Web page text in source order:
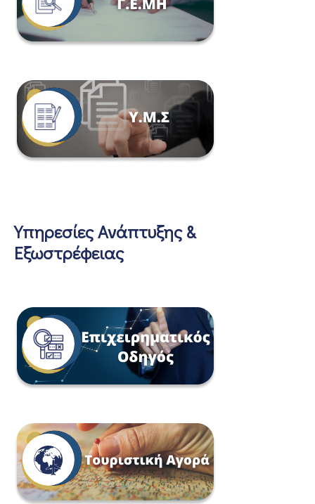
Υπηρεσίες Ανάπτυξης &
Εξωστρέφειας